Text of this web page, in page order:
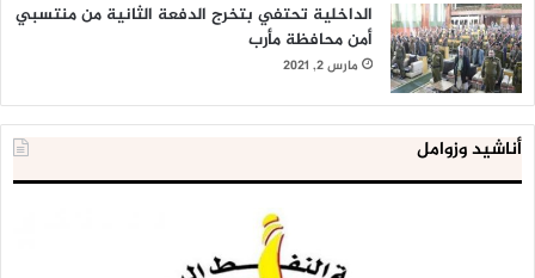
الداخلية تحتفي بتخرج الدفعة الثانية من منتسبي
أمن محافظة مأرب
مارس 2, 2021
أناشيد وزوامل